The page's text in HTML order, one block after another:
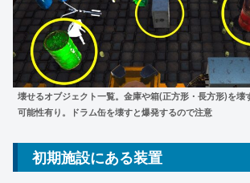
壊せるオブジェクト一覧。金庫や箱(正方形・長方形)を壊
可能性有り。ドラム缶を壊すと爆発するので注意
初期施設にある装置